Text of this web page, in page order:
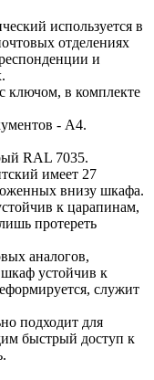
используется в
отделениях
и
ключом, в комплекте
- А4.
RAL 7035.
имеет 27
внизу шкафа.
к царапинам,
протереть
аналогов,
устойчив к
служит
подходит для
быстрый доступ к